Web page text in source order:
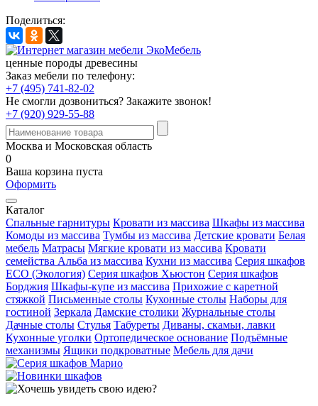
Поделиться:
ценные породы древесины
Заказ мебели по телефону:
+7 (495) 741-82-02
Не смогли дозвониться? Закажите звонок!
+7 (920) 929-55-88
Москва и Московская область
0
Ваша корзина пуста
Оформить
Каталог
Спальные гарнитуры Кровати из массива Шкафы из массива
Комоды из массива Тумбы из массива Детские кровати Белая
мебель Матрасы Мягкие кровати из массива Кровати
семейства Альба из массива Кухни из массива Серия шкафов
ECO (Экология) Серия шкафов Хьюстон Серия шкафов
Борджия Шкафы-купе из массива Прихожие с каретной
стяжкой Письменные столы Кухонные столы Наборы для
гостиной Зеркала Дамские столики Журнальные столы
Дачные столы Стулья Табуреты Диваны, скамьи, лавки
Кухонные уголки Ортопедическое основание Подъёмные
механизмы Ящики подкроватные Мебель для дачи